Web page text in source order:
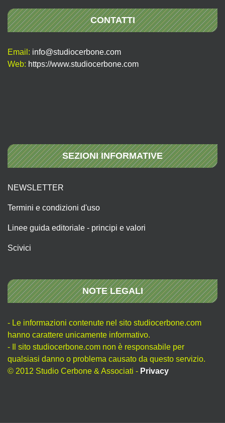
CONTATTI
Email: info@studiocerbone.com
Web: https://www.studiocerbone.com
SEZIONI INFORMATIVE
NEWSLETTER
Termini e condizioni d'uso
Linee guida editoriale - principi e valori
Scivici
NOTE LEGALI
- Le informazioni contenute nel sito studiocerbone.com
hanno carattere unicamente informativo.
- Il sito studiocerbone.com non è responsabile per
qualsiasi danno o problema causato da questo servizio.
© 2012 Studio Cerbone & Associati - Privacy